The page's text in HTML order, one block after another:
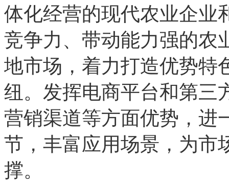
体化经营的现代农业企业
竞争力、带动能力强的农
地市场，着力打造优势特
纽。发挥电商平台和第三
营销渠道等方面优势，进
节，丰富应用场景，为市
撑。